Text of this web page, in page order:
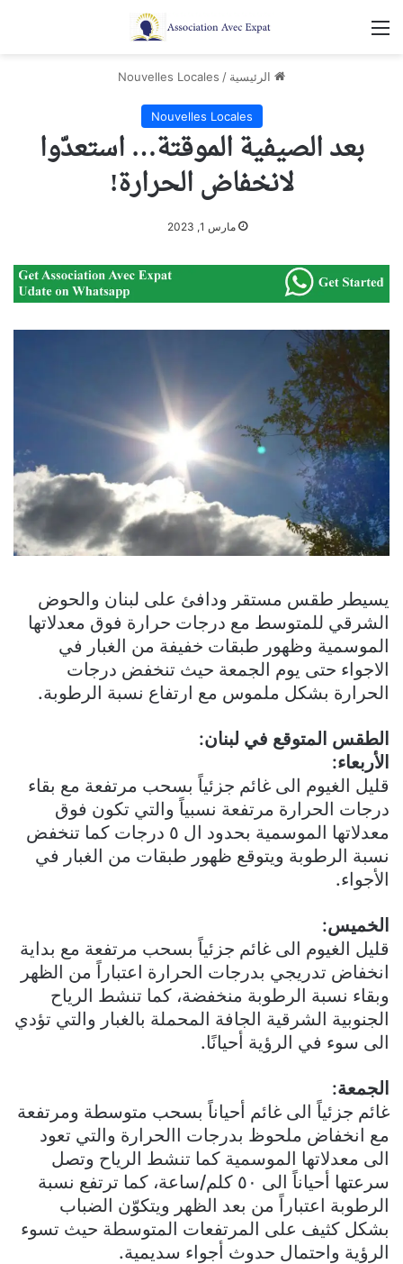
القائمة
الرئيسية /
Nouvelles Locales
Nouvelles Locales
بعد الصيفية الموقتة… استعدّوا
لانخفاض الحرارة!
مارس 1, 2023
يسيطر طقس مستقر ودافئ على لبنان والحوض
الشرقي للمتوسط مع درجات حرارة فوق معدلاتها
الموسمية وظهور طبقات خفيفة من الغبار في
الاجواء حتى يوم الجمعة حيث تنخفض درجات
الحرارة بشكل ملموس مع ارتفاع نسبة الرطوبة.
الطقس المتوقع في لبنان:
الأربعاء:
قليل الغيوم الى غائم جزئياً بسحب مرتفعة مع بقاء
درجات الحرارة مرتفعة نسبياً والتي تكون فوق
معدلاتها الموسمية بحدود ال ٥ درجات كما تنخفض
نسبة الرطوبة ويتوقع ظهور طبقات من الغبار في
الأجواء.
الخميس:
قليل الغيوم الى غائم جزئياً بسحب مرتفعة مع بداية
انخفاض تدريجي بدرجات الحرارة اعتباراً من الظهر
وبقاء نسبة الرطوبة منخفضة، كما تنشط الرياح
الجنوبية الشرقية الجافة المحملة بالغبار والتي تؤدي
الى سوء في الرؤية أحيانًا.
الجمعة:
غائم جزئياً الى غائم أحياناً بسحب متوسطة ومرتفعة
مع انخفاض ملحوظ بدرجات االحرارة والتي تعود
الى معدلاتها الموسمية كما تنشط الرياح وتصل
سرعتها أحياناً الى ٥٠ كلم/ساعة، كما ترتفع نسبة
الرطوبة اعتباراً من بعد الظهر ويتكوّن الضباب
بشكل كثيف على المرتفعات المتوسطة حيث تسوء
الرؤية واحتمال حدوث أجواء سديمية.